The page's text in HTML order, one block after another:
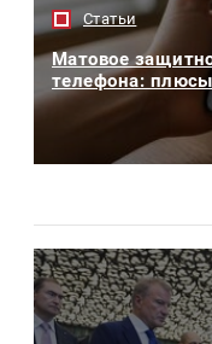
Статьи
Матовое
телефона: